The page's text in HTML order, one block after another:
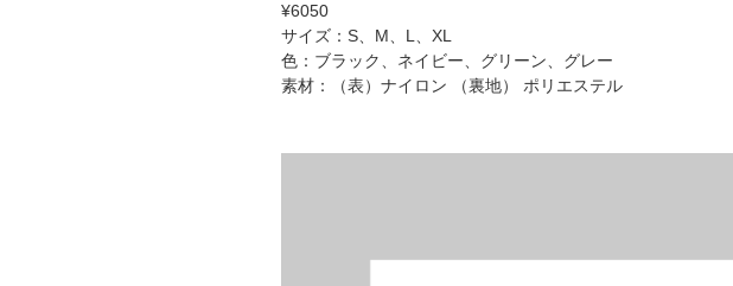
¥6050
サイズ：S、M、L、XL
色：ブラック、ネイビー、グリーン、グレー
素材：（表）ナイロン （裏地） ポリエステル